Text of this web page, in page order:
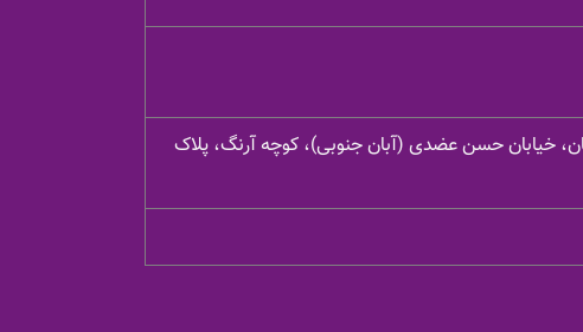
خیابان حسن عضدی (آبان جنوبی)، کوچه آرنگ، پلاک